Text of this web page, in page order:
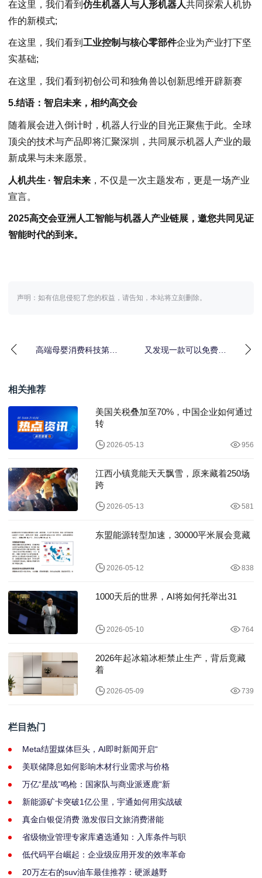
在这里，我们看到 仿生机器人与人形机器人共同探索人机协
作的新模式;
在这里，我们看到 工业控制与核心零部件企业为产业打下坚
实基础;
在这里，我们看到初创公司和独角兽以创新思维开辟新赛
5.结语：智启未来，相约高交会
随着展会进入倒计时，机器人行业的目光正聚焦于此。全球
顶尖的技术与产品即将汇聚深圳，共同展示机器人产业的最
新成果与未来愿景。
人机共生 · 智启未来 ，不仅是一次主题发布，更是一场产业
宣言。
2025高交会亚洲人工智能与机器人产业链展，邀您共同见证
智能时代的到来。
声明：如有信息侵犯了您的权益，请告知，本站将立刻删除。
高端母婴消费科技第一
又发现一款可以免费记
相关推荐
美国关税叠加至70%，中国企业如何通过
转
2026-05-13 956
江西小镇竟能天天飘雪，原来藏着250场
跨
2026-05-13 581
东盟能源转型加速，30000平米展会竟藏
2026-05-12 838
1000天后的世界，AI将如何托举出31
2026-05-10 764
2026年起冰箱冰柜禁止生产，背后竟藏
着
2026-05-09 739
栏目热门
Meta结盟媒体巨头，AI即时新闻开启“
美联储降息如何影响木材行业需求与价格
万亿“星战”鸣枪：国家队与商业派逐鹿“新
新能源矿卡突破1亿公里，宇通如何用实战破
真金白银促消费 激发假日文旅消费潜能
省级物业管理专家库遴选通知：入库条件与职
低代码平台崛起：企业级应用开发的效率革命
20万左右的suv油车最佳推荐：硬派越野